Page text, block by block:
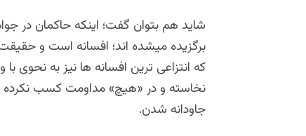
شاید هم بتوان گفت؛ اینکه حاکمان در
برگزیده میشده اند؛ افسانه است و حقیقت
که انتزاعی ترین افسانه ها نیز به نحوی
نخاسته و در «هیچ» مداومت کسب
جاودانه شدن.